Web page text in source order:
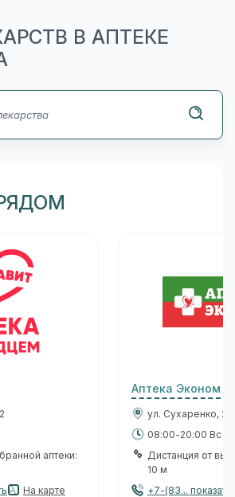
В АПТЕКЕ
аптеки:
На карте
Аптека Эконом
ул. Сухаренко, 22
08:00-20:00 Вс
Дистанция от
10 м
+7-(83... показать